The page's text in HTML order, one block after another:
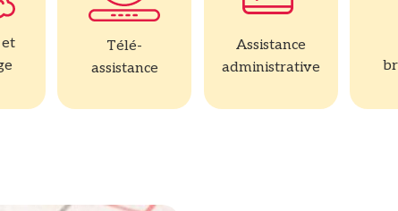
Télé-
assistance
Assistance
administrative